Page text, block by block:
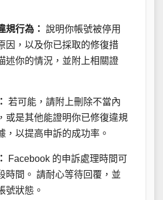
規行為： 說明你帳號被停用
因，以及你已採取的修復措
述你的情況，並附上相關證
若可能，請附上刪除不當內
或是其他能證明你已修復違規
，以提高申訴的成功率。
Facebook 的申訴處理時間可
時間。 請耐心等待回覆，並
號狀態。